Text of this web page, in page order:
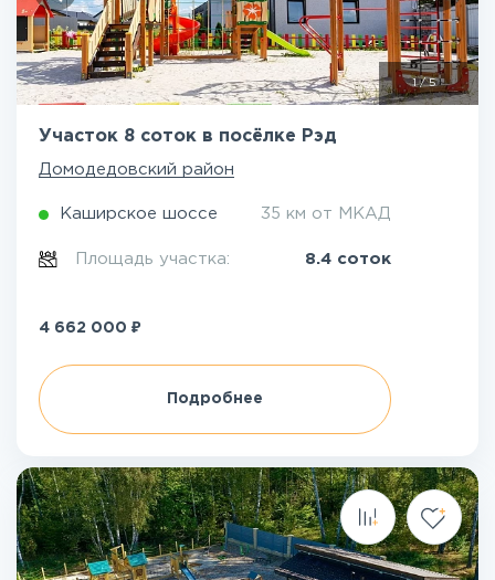
1/5
Участок 8 соток в посёлке Рэд
Домодедовский район
Каширское шоссе 35 км от МКАД
Площадь участка: 8.4 соток
4 662 000 ₽
Подробнее